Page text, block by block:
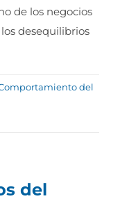
de los negocios
desequilibrios
del
del